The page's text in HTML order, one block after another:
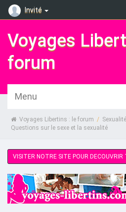
Invité
Voyages
forum
Menu
Voyages Libertins : le forum /
Questions sur le sexe et la sexualité
VISITER NOTRE SITE POUR DECOUVRIR